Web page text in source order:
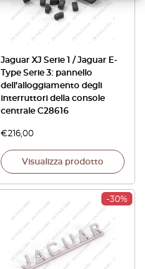
Jaguar XJ Serie 1 / Jaguar E-
Type Serie 3: pannello
dell’alloggiamento degli
interruttori della console
centrale C28616
€216,00
Visualizza prodotto
-30%